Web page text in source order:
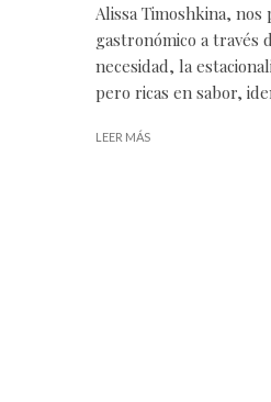
Alissa Timoshkina, nos
gastronómico a través
necesidad, la
pero ricas en sabor,
LEER MÁS